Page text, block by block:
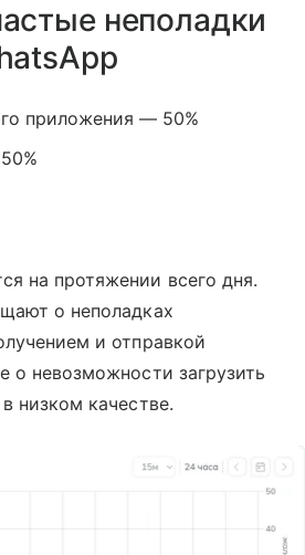
неполадки
приложения — 50%
на протяжении всего дня.
о неполадках
и отправкой
о невозможности загрузить
низком качестве.